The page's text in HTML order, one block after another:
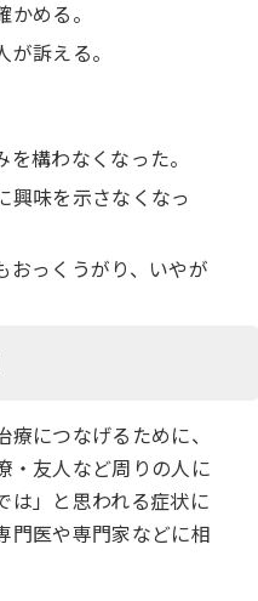
かめる。
が訴える。
を構わなくなった。
興味を示さなくなっ
おっくうがり、いやが
につなげるために、
・友人など周りの人に
は」と思われる症状に
門医や専門家などに相